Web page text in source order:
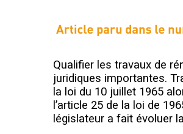
Qualifier les travaux de
juridiques importantes.
la loi du 10 juillet 1965
l’article 25 de la loi de
législateur a fait évoluer